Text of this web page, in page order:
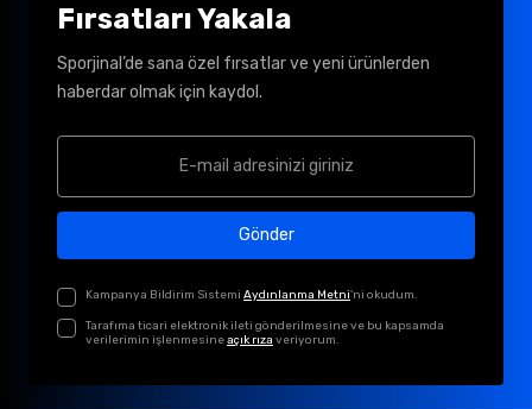
Fırsatları Yakala
Sporjinal’de sana özel fırsatlar ve yeni ürünlerden
haberdar olmak için kaydol.
Gönder
Kampanya Bildirim Sistemi Aydınlanma Metni'ni okudum.
Tarafıma ticari elektronik ileti gönderilmesine ve bu kapsamda
verilerimin işlenmesineaçık rıza veriyorum.